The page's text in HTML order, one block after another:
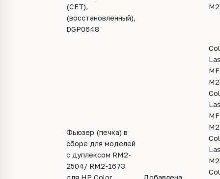
(CET),
(восстановленный),
DGP0648
Фьюзер (печка) в
сборе для моделей
с дуплексом RM2-
2504/ RM2-1673
для HP Color
Добавлена